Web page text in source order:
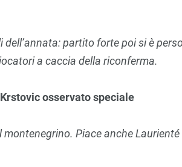
partito forte poi si è
a caccia della riconferma.
osservato speciale
Piace anche Laurienté